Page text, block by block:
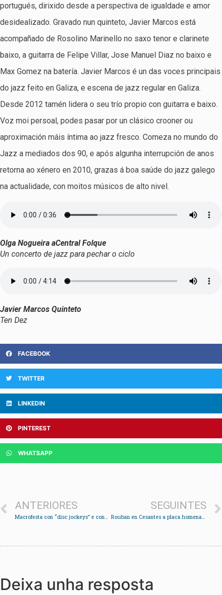
portugués, dirixido desde a perspectiva de igualdade e amor
desidealizado. Gravado nun quinteto, Javier Marcos está
acompañado de Rosolino Marinello no saxo tenor e clarinete
baixo, a guitarra de Felipe Villar, Jose Manuel Diaz no baixo e
Max Gomez na batería. Javier Marcos é un das voces principais
do jazz feito en Galiza, e escena de jazz regular en Galiza.
Desde 2012 tamén lidera o seu trío propio con guitarra e baixo.
Voz moi persoal, podes pasar por un clásico crooner ou
aproximación máis íntima ao jazz fresco. Comeza no mundo do
Jazz a mediados dos 90, e após algunha interrupción de anos
retorna ao xénero en 2010, grazas á boa saúde do jazz galego
na actualidade, con moitos músicos de alto nivel.
Olga Nogueira aCentral Folque
Un concerto de jazz para pechar o ciclo
Javier Marcos Quinteto
Ten Dez
FACEBOOK
TWITTER
LINKEDIN
PINTEREST
WHATSAPP
ANTERIORES
Macrofesta con “disc jockeys” e concentración de coches de tunning na praia da Punta en Cesantes
SEGUINTES
Rouban en Cesantes a placa homenaxe aos remeiros falecidos
Deixa unha resposta